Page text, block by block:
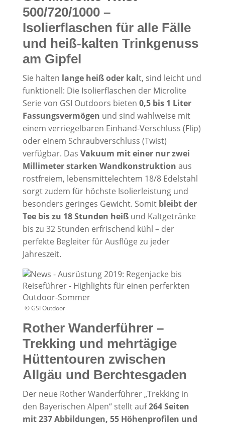
500/720/1000 –
Isolierflaschen für alle Fälle
und heiß-kalten Trinkgenuss
am Gipfel
Sie halten lange heiß oder kalt, sind leicht und
funktionell: Die Isolierflaschen der Microlite
Serie von GSI Outdoors bieten 0,5 bis 1 Liter
Fassungsvermögen und sind wahlweise mit
einem verriegelbaren Einhand-Verschluss (Flip)
oder einem Schraubverschluss (Twist)
verfügbar. Das Vakuum mit einer nur zwei
Millimeter starken Wandkonstruktion aus
rostfreiem, lebensmittelechtem 18/8 Edelstahl
sorgt zudem für höchste Isolierleistung und
besonders geringes Gewicht. Somit bleibt der
Tee bis zu 18 Stunden heißund Kaltgetränke
bis zu 32 Stunden erfrischend kühl – der
perfekte Begleiter für Ausflüge zu jeder
Jahreszeit.
© GSI Outdoor
Rother Wanderführer –
Trekking und mehrtägige
Hüttentouren zwischen
Allgäu und Berchtesgaden
Der neue Rother Wanderführer „Trekking in
den Bayerischen Alpen“ stellt auf264 Seiten
mit 237 Abbildungen, 55 Höhenprofilen und